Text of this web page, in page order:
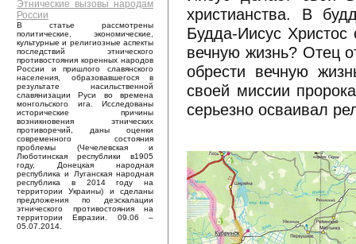
Этнические вызовы народам
России
В статье рассмотрены
политические, экономические,
культурные и религиозные аспекты
последствий этнического
противостояния коренных народов
России и пришлого славянского
населения, образовавшегося в
результате насильственной
славянизации Руси во времена
монгольского ига. Исследованы
исторические причины
возникновения этнических
противоречий, даны оценки
современного состояния
проблемы (Чечелевская и
Люботинская республики в1905
году, Донецкая народная
республика и Луганская народная
республика в 2014 году на
территории Украины) и сделаны
предложения по деэскалации
этнического противостояния на
территории Евразии. 09.06 –
05.07.2014.
христианства. В
Будда-Иисус
вечную жизнь? Отец
обрести вечную
своей миссии
серьезно осваивал